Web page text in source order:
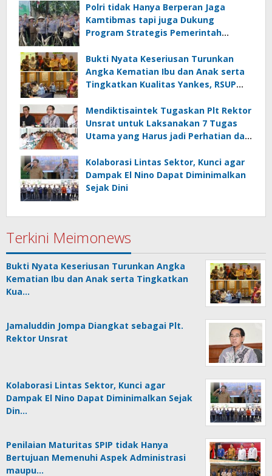
dan Hilirisasi/BKPM
Polri tidak Hanya Berperan Jaga
Kamtibmas tapi juga Dukung
Program Strategis Pemerintah
Pangan
Bukti Nyata Keseriusan Turunkan
Angka Kematian Ibu dan Anak serta
Tingkatkan Kualitas Yankes, RSUP
Nasional
Mendiktisaintek Tugaskan Plt Rektor
Unsrat untuk Laksanakan 7 Tugas
Utama yang Harus jadi Perhatian dan
Kolaborasi Lintas Sektor, Kunci agar
Dampak El Nino Dapat Diminimalkan
Sejak Dini
Terkini Meimonews
Bukti Nyata Keseriusan Turunkan Angka
Kematian Ibu dan Anak serta Tingkatkan
Kua…
Jamaluddin Jompa Diangkat sebagai Plt.
Rektor Unsrat
Kolaborasi Lintas Sektor, Kunci agar
Dampak El Nino Dapat Diminimalkan Sejak
Din…
Penilaian Maturitas SPIP tidak Hanya
Bertujuan Memenuhi Aspek Administrasi
maupu…